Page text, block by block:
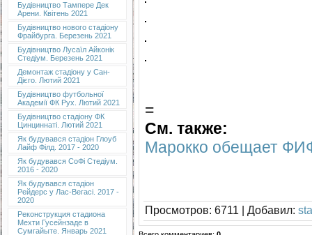
Будівництво Тампере Дек
Арени. Квітень 2021
Будівництво нового стадіону
Фрайбурга. Березень 2021
Будівництво Лусаїл Айконік
Стедіум. Березень 2021
Демонтаж стадіону у Сан-
Дієго. Лютий 2021
Будівництво футбольної
Академії ФК Рух. Лютий 2021
Будівництво стадіону ФК
Цинциннаті. Лютий 2021
Як будувався стадіон Глоуб
Лайф Філд. 2017 - 2020
Як будувався СоФі Стедіум.
2016 - 2020
Як будувався стадіон
Рейдерс у Лас-Вегасі. 2017 -
2020
Реконструкция стадиона
Мехти Гусейнзаде в
Сумгайыте. Январь 2021
=
См. также:
Марокко обещает
Просмотров: 6711 | Добавил: